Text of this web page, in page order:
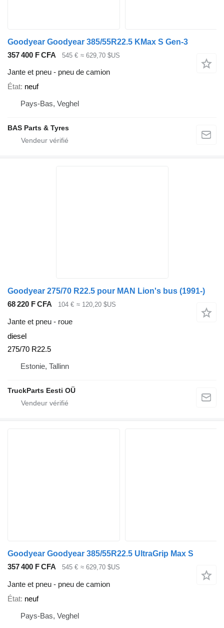
Goodyear Goodyear 385/55R22.5 KMax S Gen-3
357 400 F CFA
545 € ≈ 629,70 $US
Jante et pneu - pneu de camion
État neuf
Pays-Bas, Veghel
BAS Parts & Tyres
Goodyear 275/70 R22.5 pour MAN Lion's bus (1991-)
68 220 F CFA
104 € ≈ 120,20 $US
Jante et pneu - roue
diesel
275/70 R22.5
Estonie, Tallinn
TruckParts Eesti OÜ
Goodyear Goodyear 385/55R22.5 UltraGrip Max S
357 400 F CFA
545 € ≈ 629,70 $US
Jante et pneu - pneu de camion
État neuf
Pays-Bas, Veghel